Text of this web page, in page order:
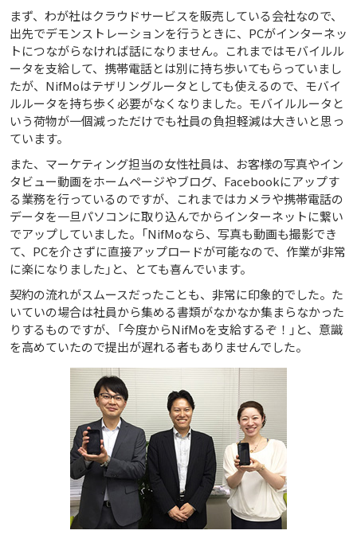
まず、わが社はクラウドサービスを販売している会社なので、
出先でデモンストレーションを行うときに、PCがインターネッ
トにつながらなければ話になりません。これまではモバイルル
ータを支給して、携帯電話とは別に持ち歩いてもらっていまし
たが、NifMoはテザリングルータとしても使えるので、モバイ
ルルータを持ち歩く必要がなくなりました。モバイルルータと
いう荷物が一個減っただけでも社員の負担軽減は大きいと思っ
ています。
また、マーケティング担当の女性社員は、お客様の写真やイン
タビュー動画をホームページやブログ、Facebookにアップす
る業務を行っているのですが、これまではカメラや携帯電話の
データを一旦パソコンに取り込んでからインターネットに繋い
でアップしていました。「NifMoなら、写真も動画も撮影でき
て、PCを介さずに直接アップロードが可能なので、作業が非常
に楽になりました」と、とても喜んでいます。
契約の流れがスムースだったことも、非常に印象的でした。た
いていの場合は社員から集める書類がなかなか集まらなかった
りするものですが、「今度からNifMoを支給するぞ！」と、意識
を高めていたので提出が遅れる者もありませんでした。